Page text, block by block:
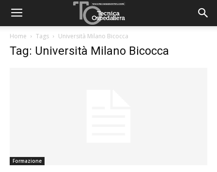
Home Tags Università Milano Bicocca
Tag: Università Milano Bicocca
Formazione